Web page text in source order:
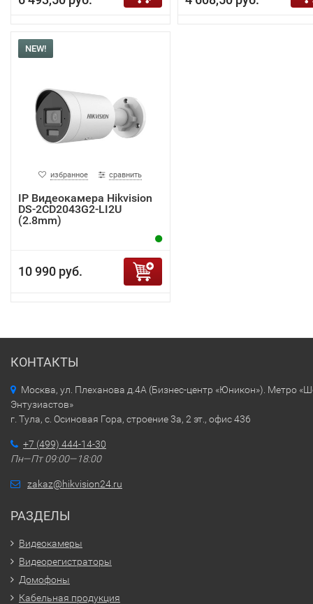
NEW!
избранное сравнить
IP Видеокамера Hikvision
DS-2CD2043G2-LI2U
(2.8mm)
10 990 руб.
КОНТАКТЫ
Москва, ул. Плеханова д.4А (Бизнес-центр «Юникон»). Метро
Энтузиастов»
г. Тула, с. Осиновая Гора, строение 3а, 2 эт., офис 436
+7 (499) 444-14-30
Пн—Пт 09:00—18:00
zakaz@hikvision24.ru
РАЗДЕЛЫ
Видеокамеры
Видеорегистраторы
Домофоны
Кабельная продукция